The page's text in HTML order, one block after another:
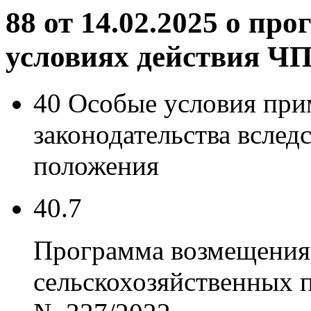
88 от 14.02.2025 о
условиях действия
40 Особые условия
законодательства
положения
40.7
Программа
сельскохозяйственных